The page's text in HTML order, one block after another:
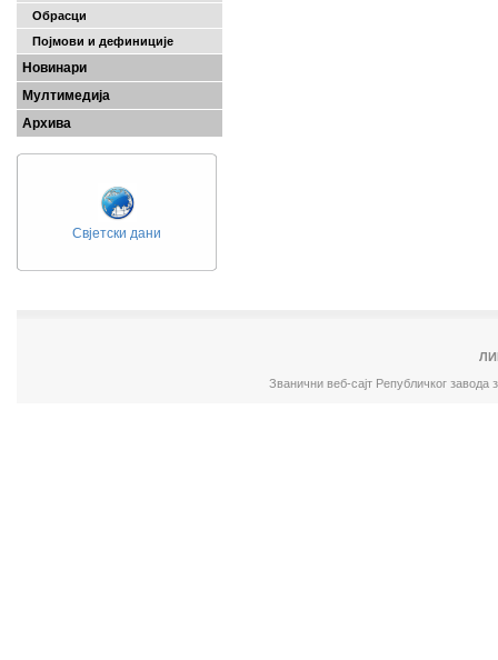
Обрасци
Појмови и дефиниције
Новинари
Мултимедија
Архива
Свјетски дани
Званични веб-сајт Републичког